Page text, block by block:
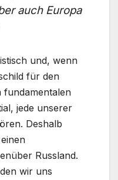
auch Europa
und, wenn
für den
fundamentalen
jede unserer
Deshalb
Russland.
wir uns